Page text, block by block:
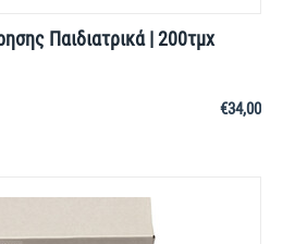
Παιδιατρικά | 200τμχ
€34,00